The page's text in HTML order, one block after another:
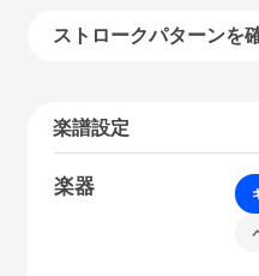
ストロークパターンを
楽譜設定
楽器